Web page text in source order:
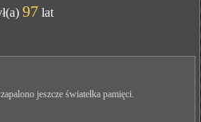
97 lat
jeszcze światełka pamięci.